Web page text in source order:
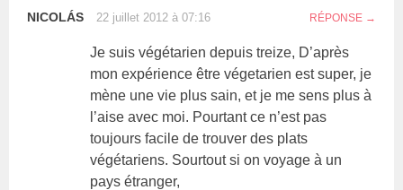
NICOLÁS 22 juillet 2012 à 07:16 RÉPONSE
Je suis végétarien depuis treize, D’après
mon expérience être végetarien est super, je
mène une vie plus sain, et je me sens plus à
l’aise avec moi. Pourtant ce n’est pas
toujours facile de trouver des plats
végétariens. Sourtout si on voyage à un
pays étranger,